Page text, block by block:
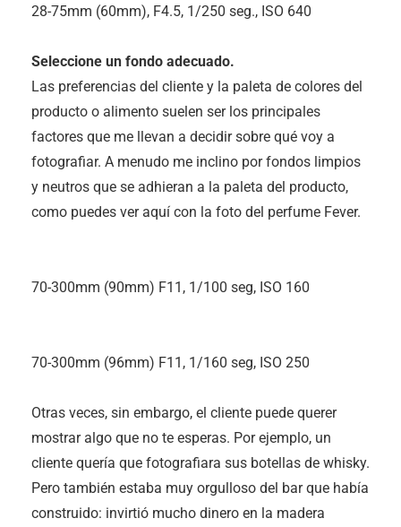
28-75mm (60mm), F4.5, 1/250 seg., ISO 640
Seleccione un fondo adecuado.
Las preferencias del cliente y la paleta de colores del
producto o alimento suelen ser los principales
factores que me llevan a decidir sobre qué voy a
fotografiar. A menudo me inclino por fondos limpios
y neutros que se adhieran a la paleta del producto,
como puedes ver aquí con la foto del perfume Fever.
70-300mm (90mm) F11, 1/100 seg, ISO 160
70-300mm (96mm) F11, 1/160 seg, ISO 250
Otras veces, sin embargo, el cliente puede querer
mostrar algo que no te esperas. Por ejemplo, un
cliente quería que fotografiara sus botellas de whisky.
Pero también estaba muy orgulloso del bar que había
construido: invirtió mucho dinero en la madera